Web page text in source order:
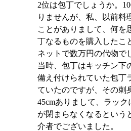
2位は包丁でしょうか。
りませんが、 私、以前料
ことがありまして、何を
丁なるものを購入したこ
ネットで数万円の代物で
当時、包丁はキッチン下
備え付けられていた包丁
ていたのですが、その刺
45cmありまして、ラック
が閉まらなくなるという
介者でございました。